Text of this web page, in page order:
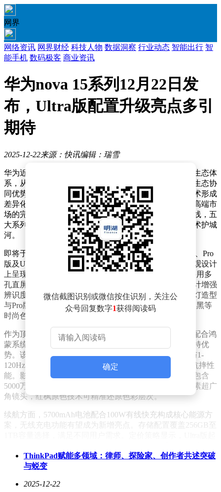
网界
网络资讯 网界财经 科技人物 数据洞察 行业动态 智能出行 智
能手机 数码极客 商业资讯
华为nova 15系列12月22日发
布，Ultra版配置升级亮点多引
期待
2025-12-22来源：快讯编辑：瑞雪
华为近年来持续拓展产品线，构建起覆盖全场景的智能生态体
系，从全屋智能到移动办公场景均实现深度布局。这种生态协
同优势不仅体现在产品互联互通上，更通过自研核心技术形成
差异化竞争力。在智能手机领域，华为已形成覆盖低中高端市
场的完整矩阵，包含旗舰机型、折叠屏系列及特色产品线，五
大系列机型通过自主研发的芯片与系统优化，构建起技术护城
河。
即将于12月22日发布的华为nova 15系列，将推出标准版、Pro
版及Ultra版三款机型，定位中高端市场。此次新品在外观设计
上呈现差异化特征：标准版延续经典设计语言，Pro版采用多
孔直屏搭配金属中框，后置摄像头模组通过双层凸起设计增强
辨识度；Ultra版则在保持相似轮廓的基础上，通过闪光灯造型
与Pro版形成区分。四款全新配色方案涵盖零度白、幻夜黑等
时尚色系，满足多元化审美需求。
作为顶配机型，nova 15 Ultra预计搭载麒麟9系列芯片，配合鸿
蒙系统的深度调校，在性能释放与功耗控制方面形成独特优
势。该机型配备6.84英寸OLED屏幕，支持1.5K分辨率与1-
120Hz自适应刷新率，第二代昆仑玻璃的加入显著提升抗摔性
能。影像系统采用前置5000万像素双摄组合，后置三摄包含
5000万像素大底主摄、5000万像素潜望长焦及1300万像素超广
角镜头，红枫原色技术可精准还原色彩层次。
续航方面，5700mAh电池配合100W有线快充构成核心能源方
案，无线充电功能有望成为新增亮点。存储配置覆盖256GB至
生态协同，在竞争激烈的中高端市场构建起差异化竞争力，其
市场表现值得持续关注。
微信截图识别或微信按住识别，关注公
众号回复数字1获得阅读码
确定
ThinkPad赋能多领域：律师、探险家、创作者共述突破
与蜕变
2025-12-22